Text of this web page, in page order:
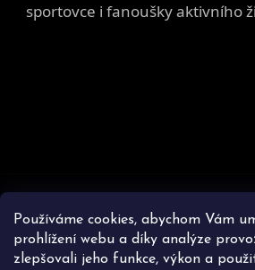
Používáme cookies, abychom Vám
prohlížení webu a díky analýze
zlepšovali jeho funkce, výkon a
sportovce i fanoušky aktivního
Z
á
p